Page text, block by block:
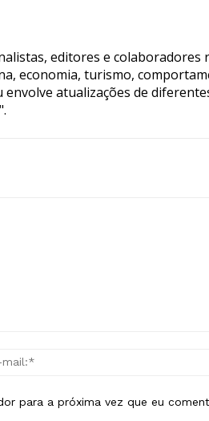
editores e
economia, turismo,
atualizações de
para a próxima vez que eu